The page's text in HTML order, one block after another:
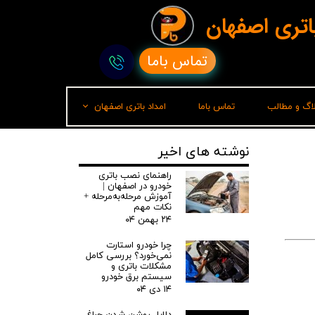
و مطالب تماس باما امداد باتری اصفهان
تماس باما
اصفهان
نوشته های اخیر
راهنمای نصب باتری
خودرو در اصفهان |
آموزش مرحله‌به‌مرحله +
نکات مهم
۲۴ بهمن ۰۴
چرا خودرو استارت
نمی‌خورد؟ بررسی کامل
مشکلات باتری و
سیستم برق خودرو
۱۴ دی ۰۴